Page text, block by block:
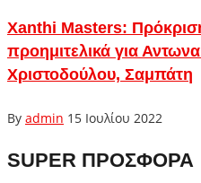
Xanthi Masters:
προημιτελικά για
Χριστοδούλου, Σαμπάτη
By admin 15 Ιουλίου 2022
SUPER ΠΡΟΣΦΟΡΑ